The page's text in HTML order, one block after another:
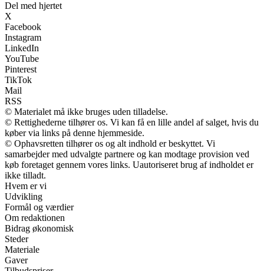
Del med hjertet
X
Facebook
Instagram
LinkedIn
YouTube
Pinterest
TikTok
Mail
RSS
© Materialet må ikke bruges uden tilladelse.
© Rettighederne tilhører os. Vi kan få en lille andel af salget, hvis du
køber via links på denne hjemmeside.
© Ophavsretten tilhører os og alt indhold er beskyttet. Vi
samarbejder med udvalgte partnere og kan modtage provision ved
køb foretaget gennem vores links. Uautoriseret brug af indholdet er
ikke tilladt.
Hvem er vi
Udvikling
Formål og værdier
Om redaktionen
Bidrag økonomisk
Steder
Materiale
Gaver